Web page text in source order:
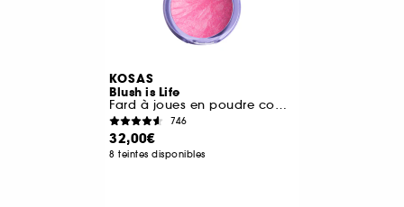
KOSAS
Blush is Life
Fard à joues en poudre compacte
746
32,00€
8 teintes disponibles